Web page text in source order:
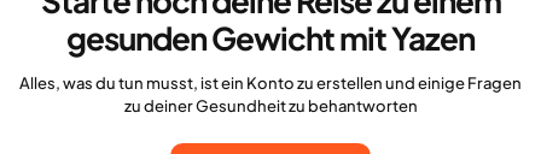
gesunden Gewicht mit Yazen
Alles, was du tun musst, ist ein Konto zu erstellen und einige Fragen
zu deiner Gesundheit zu behantworten